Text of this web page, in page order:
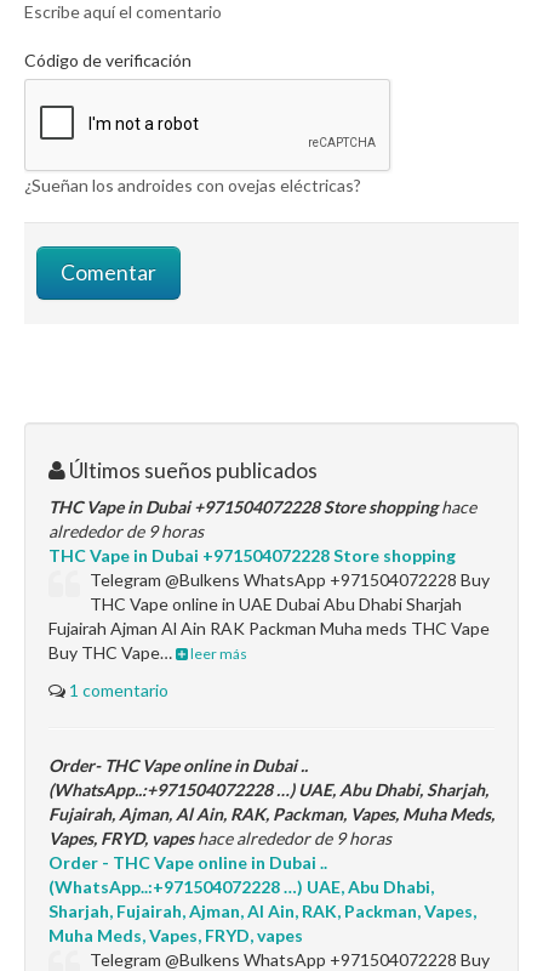
Escribe aquí el comentario
Código de verificación
¿Sueñan los androides con ovejas eléctricas?
Últimos sueños publicados
THC Vape in Dubai +971504072228 Store shoppinghace
alrededor de 9 horas
THC Vape in Dubai +971504072228 Store shopping
Telegram @Bulkens WhatsApp +971504072228 Buy
THC Vape online in UAE Dubai Abu Dhabi Sharjah
Fujairah Ajman Al Ain RAK Packman Muha meds THC Vape
Buy THC Vape…
leer más
1 comentario
Order- THC Vape online in Dubai ..
(WhatsApp..:+971504072228 …) UAE, Abu Dhabi, Sharjah,
Fujairah, Ajman, Al Ain, RAK, Packman, Vapes, Muha Meds,
Vapes, FRYD, vapeshace alrededor de 9 horas
Order - THC Vape online in Dubai ..
(WhatsApp..:+971504072228 …) UAE, Abu Dhabi,
Sharjah, Fujairah, Ajman, Al Ain, RAK, Packman, Vapes,
Muha Meds, Vapes, FRYD, vapes
Telegram @Bulkens WhatsApp +971504072228 Buy